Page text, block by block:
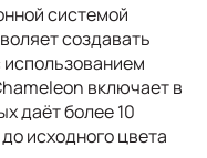
системой
создавать
включает в
даёт более 10
исходного цвета